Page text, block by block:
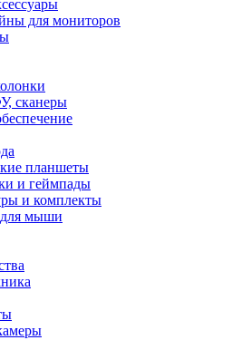
для мониторов
сканеры
планшеты
и геймпады
и комплекты
мыши